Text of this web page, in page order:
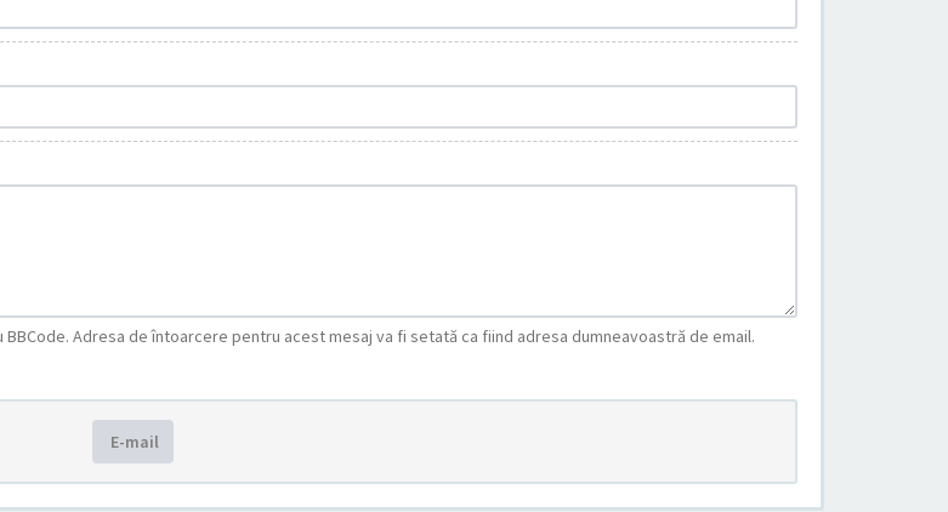
Adresa de întoarcere pentru acest mesaj va fi setată ca fiind adresa dumneavoastră de email.
E-mail